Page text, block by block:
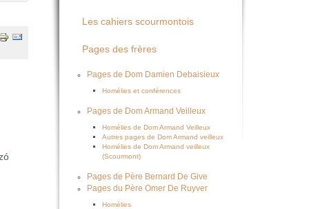
Les cahiers scourmontois
Pages des frères
Pages de Dom Damien Debaisieux
Homélies et conférences
Pages de Dom Armand Veilleux
Homélies de Dom Armand Veilleux
Autres pages de Dom Armand veilleux
Homélies de Dom Armand veilleux
(Scourmont)
Pages de Père Bernard De Give
Pages du Père Omer De Ruyver
Homélies